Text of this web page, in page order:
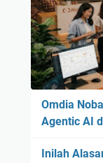
Omdia
Agentic AI
Inilah